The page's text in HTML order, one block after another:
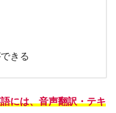
きる
には、音声翻訳・テキ